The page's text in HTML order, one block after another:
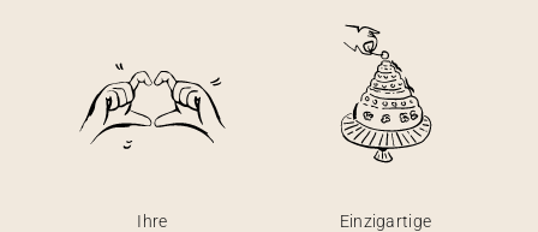
Ihre
Einzigartige